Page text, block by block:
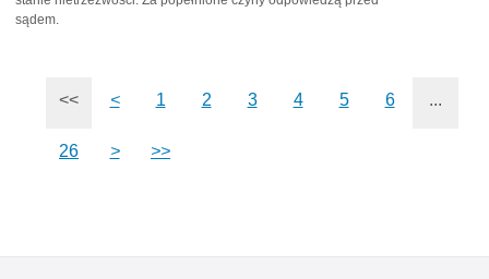
sądem.
<< < 1 2 3 4 5 6 ...
26 > >>